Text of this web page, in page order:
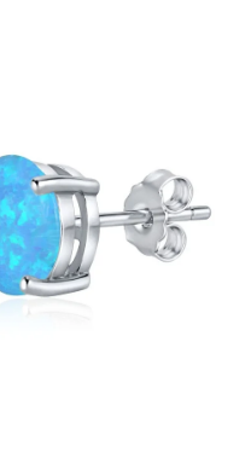
reklamácia
Kontakt